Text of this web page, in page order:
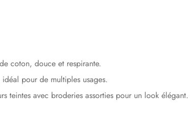
coton, douce et respirante.
pour de multiples usages.
teintes avec broderies assorties pour un look élégant.